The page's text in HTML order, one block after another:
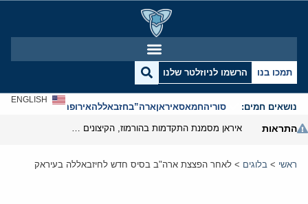
תמכו בנו הרשמו לניוזלטר שלנו
נושאים חמים: סוריהחמאסאיראןארה”בחזבאללהאירופהאנטישמיות
ENGLISH
התראות
ראשי > בלוגים > לאחר הפצצת ארה"ב בסיס חדש לחיזבאללה בעיראק